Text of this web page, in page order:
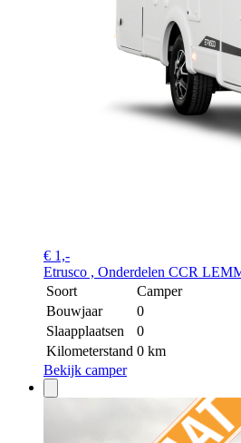
€ 1,-
Etrusco , Onderdelen CCR
Soort
Camper
Bouwjaar
0
Slaapplaatsen
0
Kilometerstand 0 km
Bekijk camper